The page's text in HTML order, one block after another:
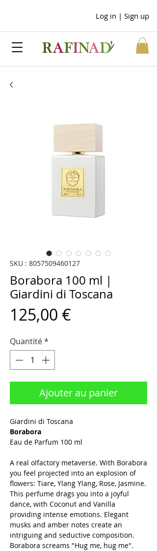
Log in | Sign up
SKU : 8057509460127
Borabora 100 ml |
Giardini di Toscana
125,00 €
Quantité*
Ajouter au panier
Giardini di Toscana
Borabora
Eau de Parfum 100 ml
A real olfactory metaverse. With Borabora
you feel projected into an explosion of
flowers: Tiare, Ylang Ylang, Rose, Jasmine.
This perfume drags you into a joyful
dance, with Coconut and Vanilla
providing intense emotions. Elegant
musks and amber notes create an
intriguing and seductive composition.
Borabora screams "Hug me, hug me".